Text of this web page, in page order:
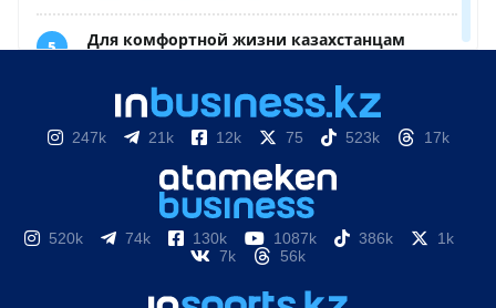
247k 21k 12k 75 523k 17k
520k 74k 130k 1087k 386k
1k
7k
56k